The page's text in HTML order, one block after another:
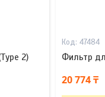
2)
47484
Фильтр
20 774 ₸